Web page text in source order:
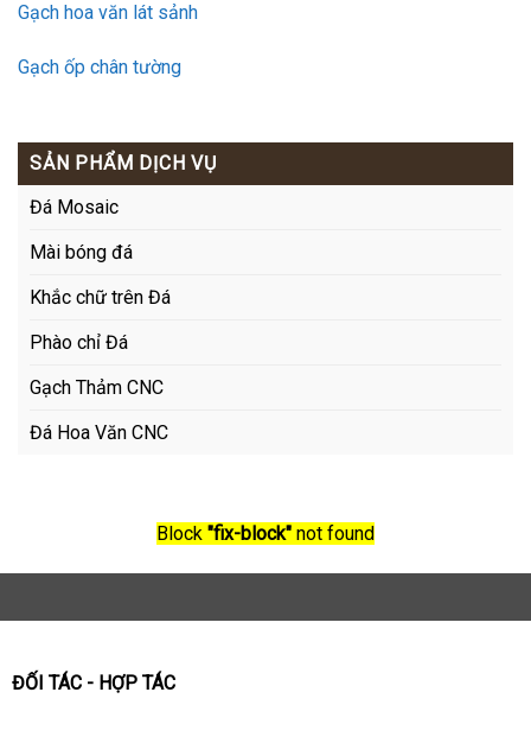
Gạch hoa văn lát sảnh
Gạch ốp chân tường
SẢN PHẨM DỊCH VỤ
Đá Mosaic
Mài bóng đá
Khắc chữ trên Đá
Phào chỉ Đá
Gạch Thảm CNC
Đá Hoa Văn CNC
Block "fix-block" not found
ĐỐI TÁC - HỢP TÁC